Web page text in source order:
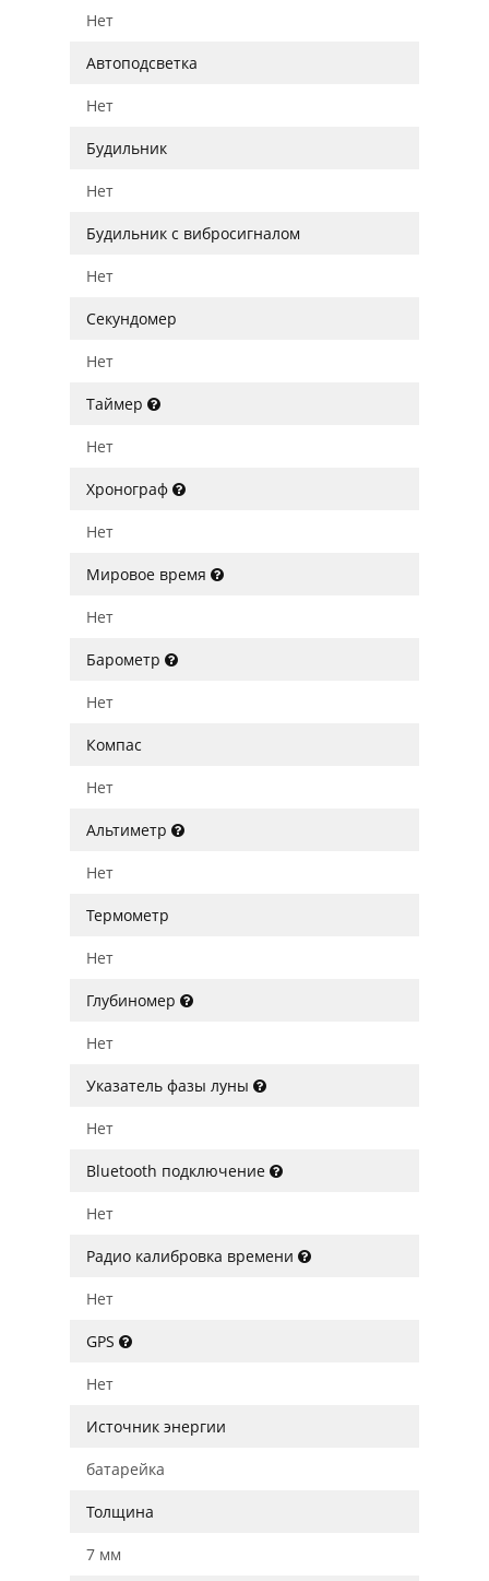
Нет
Автоподсветка
Нет
Будильник
Нет
Будильник с вибросигналом
Нет
Секундомер
Нет
Таймер
Нет
Хронограф
Нет
Мировое время
Нет
Барометр
Нет
Компас
Нет
Альтиметр
Нет
Термометр
Нет
Глубиномер
Нет
Указатель фазы луны
Нет
Bluetooth подключение
Нет
Радио калибровка времени
Нет
GPS
Нет
Источник энергии
батарейка
Толщина
7 мм